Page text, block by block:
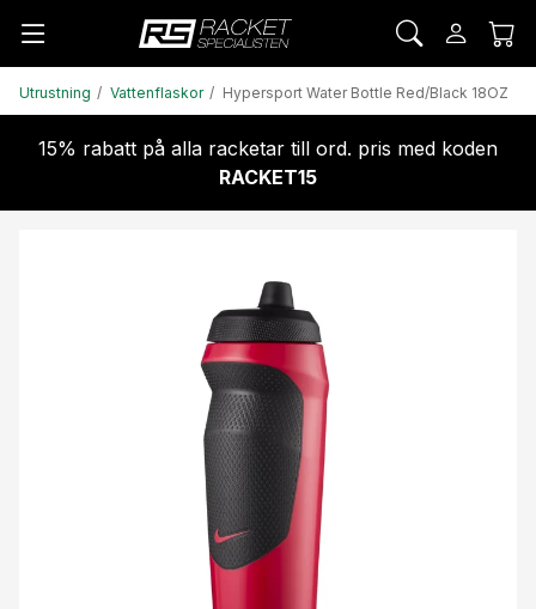
Utrustning Vattenflaskor Hypersport Water Bottle Red/Black 18OZ
15% rabatt på alla racketar till ord. pris med koden
RACKET15